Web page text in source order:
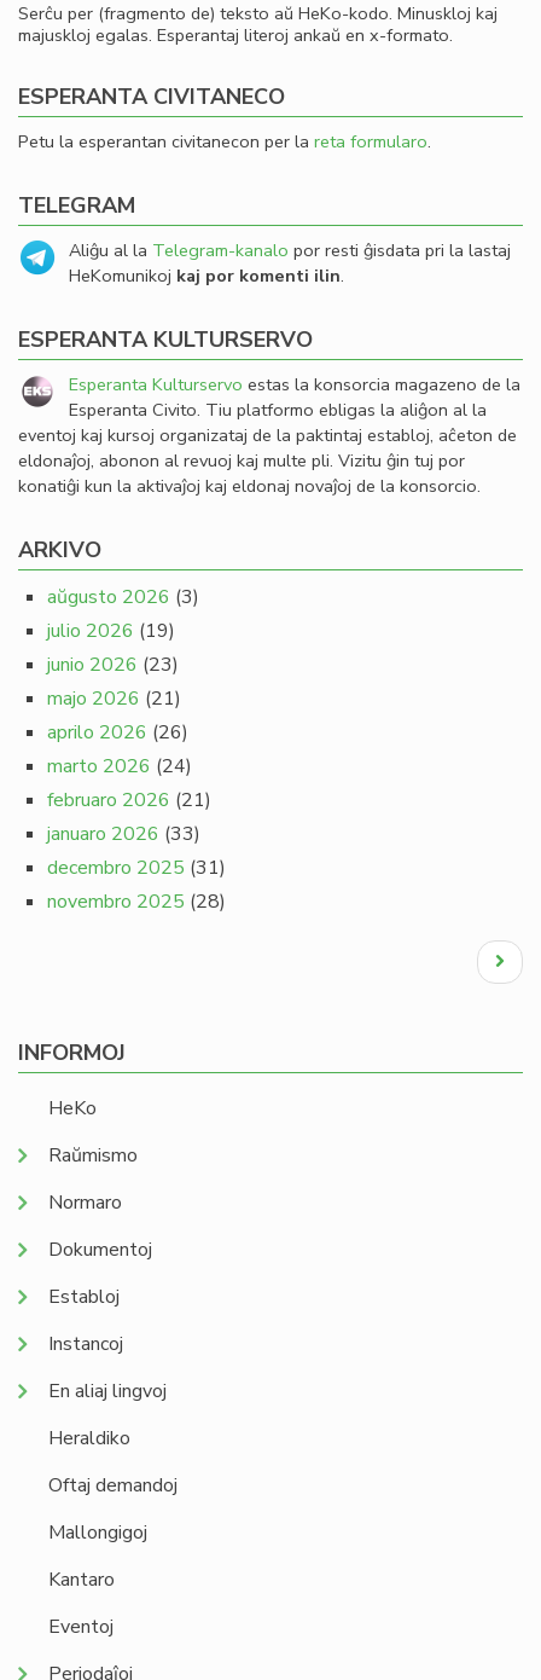
Serĉu per (fragmento de) teksto aŭ HeKo-kodo. Minuskloj kaj
majuskloj egalas. Esperantaj literoj ankaŭ en x-formato.
ESPERANTA CIVITANECO
Petu la esperantan civitanecon per la reta formularo.
TELEGRAM
Aliĝu al la Telegram-kanalo por resti ĝisdata pri la lastaj
HeKomunikoj kaj por komenti ilin.
ESPERANTA KULTURSERVO
Esperanta Kulturservo estas la konsorcia magazeno de la
Esperanta Civito. Tiu platformo ebligas la aliĝon al la
eventoj kaj kursoj organizataj de la paktintaj establoj, aĉeton de
eldonaĵoj, abonon al revuoj kaj multe pli. Vizitu ĝin tuj por
konatiĝi kun la aktivaĵoj kaj eldonaj novaĵoj de la konsorcio.
ARKIVO
aŭgusto 2026 (3)
julio 2026 (19)
junio 2026 (23)
majo 2026 (21)
aprilo 2026 (26)
marto 2026 (24)
februaro 2026 (21)
januaro 2026 (33)
decembro 2025 (31)
novembro 2025 (28)
Next
page
INFORMOJ
HeKo
Raŭmismo
Normaro
Dokumentoj
Establoj
Instancoj
En aliaj lingvoj
Heraldiko
Oftaj demandoj
Mallongigoj
Kantaro
Eventoj
Periodaĵoj